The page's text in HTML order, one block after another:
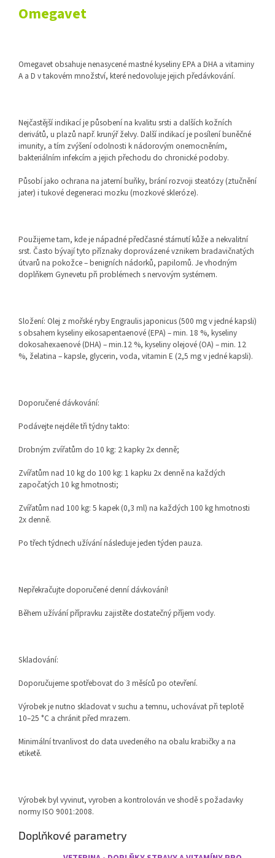
Omegavet
Omegavet obsahuje nenasycené mastné kyseliny EPA a DHA a vitaminy
A a D v takovém množství, které nedovoluje jejich předávkování.
Nejčastější indikací je působení na kvalitu srsti a dalších kožních
derivátů, u plazů např. krunýř želvy. Další indikací je posílení buněčné
imunity, a tím zvýšení odolnosti k nádorovým onemocněním,
bakteriálním infekcím a jejich přechodu do chronické podoby.
Působí jako ochrana na jaterní buňky, brání rozvoji steatózy (ztučnění
jater) i tukové degeneraci mozku (mozkové skleróze).
Použijeme tam, kde je nápadné předčasné stárnutí kůže a nekvalitní
srst. Často bývají tyto příznaky doprovázené vznikem bradavičnatých
útvarů na pokožce – benigních nádorků, papilomů. Je vhodným
doplňkem Gynevetu při problémech s nervovým systémem.
Složení: Olej z mořské ryby Engraulis japonicus (500 mg v jedné kapsli)
s obsahem kyseliny eikosapentaenové (EPA) – min. 18 %, kyseliny
dokosahexaenové (DHA) – min.12 %, kyseliny olejové (OA) – min. 12
%, želatina – kapsle, glycerin, voda, vitamin E (2,5 mg v jedné kapsli).
Doporučené dávkování:
Podávejte nejdéle tři týdny takto:
Drobným zvířatům do 10 kg: 2 kapky 2x denně;
Zvířatům nad 10 kg do 100 kg: 1 kapku 2x denně na každých
započatých 10 kg hmotnosti;
Zvířatům nad 100 kg: 5 kapek (0,3 ml) na každých 100 kg hmotnosti
2x denně.
Po třech týdnech užívání následuje jeden týden pauza.
Nepřekračujte doporučené denní dávkování!
Během užívání přípravku zajistěte dostatečný příjem vody.
Skladování:
Doporučujeme spotřebovat do 3 měsíců po otevření.
Výrobek je nutno skladovat v suchu a temnu, uchovávat při teplotě
10–25 °C a chránit před mrazem.
Minimální trvanlivost do data uvedeného na obalu krabičky a na
etiketě.
Výrobek byl vyvinut, vyroben a kontrolován ve shodě s požadavky
normy ISO 9001:2008.
Doplňkové parametry